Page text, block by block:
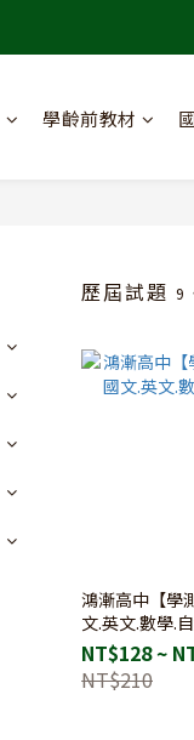
學齡前教材
歷屆試題9
鴻漸高中【學
文.英文.數學.
NT$128 ~
NT$210